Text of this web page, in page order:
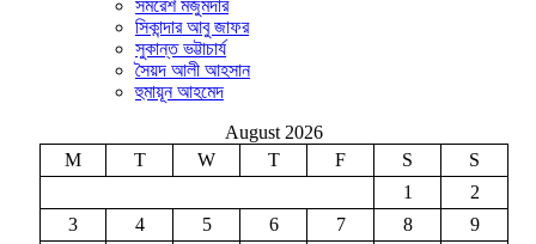
সমরেশ মজুমদার
সিকান্দার আবু জাফর
সুকান্ত ভট্টাচার্য
সৈয়দ আলী আহসান
হুমায়ূন আহমেদ
August 2026
M
T W T F S
S
1
2
3
4 5 6 7 8
9